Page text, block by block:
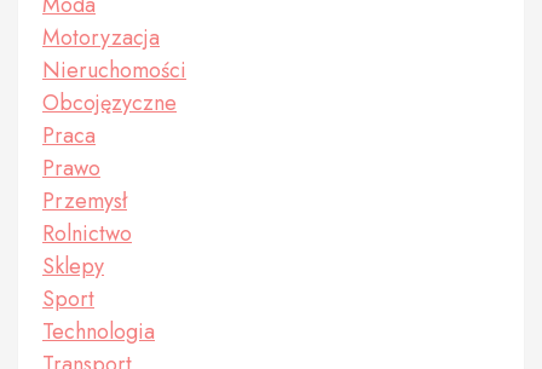
Motoryzacja
Nieruchomości
Obcojęzyczne
Praca
Prawo
Przemysł
Rolnictwo
Sklepy
Sport
Technologia